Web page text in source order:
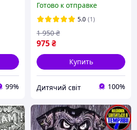
99%
подростка 13-14 лет,
детский черный комплект
футболка шорты найк с
принтом
Готово к отправке
5.0 (1)
975₴
1 950 ₴
Купить
Дитячий світ 100%